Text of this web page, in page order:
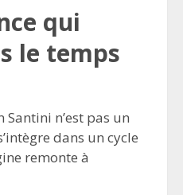
qui
le temps
Santini n’est pas un
dans un cycle
remonte à